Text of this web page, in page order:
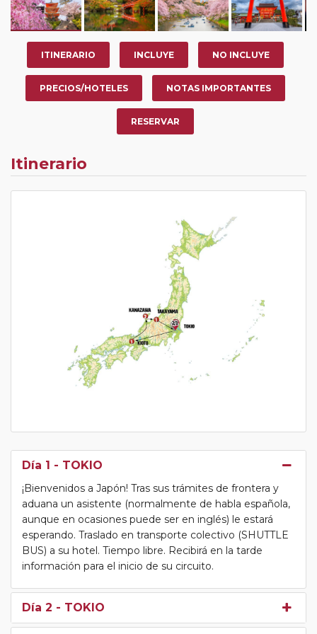
ITINERARIO INCLUYE NO INCLUYE
PRECIOS/HOTELES NOTAS IMPORTANTES
RESERVAR
Itinerario
Día 1 - TOKIO
¡Bienvenidos a Japón! Tras sus trámites de frontera y
aduana un asistente (normalmente de habla española,
aunque en ocasiones puede ser en inglés) le estará
esperando. Traslado en transporte colectivo (SHUTTLE
BUS) a su hotel. Tiempo libre. Recibirá en la tarde
información para el inicio de su circuito.
Día 2 - TOKIO